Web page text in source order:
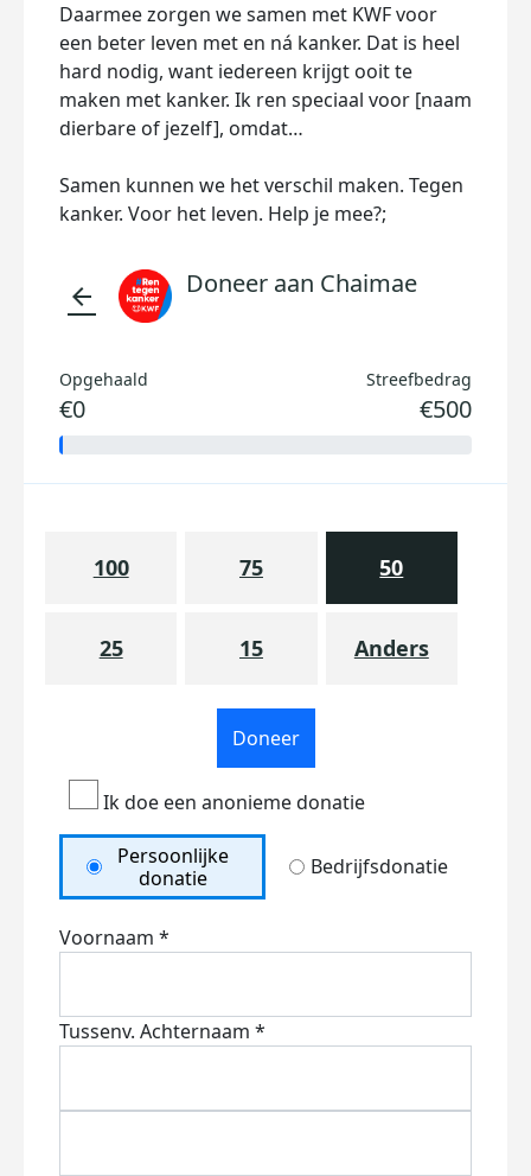
Daarmee zorgen we samen met KWF voor
een beter leven met en ná kanker. Dat is heel
hard nodig, want iedereen krijgt ooit te
maken met kanker. Ik ren speciaal voor [naam
dierbare of jezelf], omdat…
Samen kunnen we het verschil maken. Tegen
kanker. Voor het leven. Help je mee?;
arrow_back Doneer aan Chaimae
Opgehaald
€0
Streefbedrag
€500
100 75 50
25 15 Anders
Doneer
Ik doe een anonieme donatie
Persoonlijke
donatie
Bedrijfsdonatie
Voornaam *
Tussenv. Achternaam *